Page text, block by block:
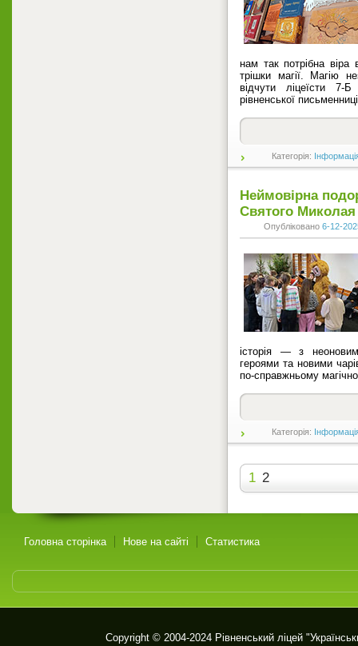
нам так потрібна віра
трішки магії. Магію
відчути ліцеїсти 7-
рівненської
Категорія:
Неймовірна
Святого Миколая
Опубліковано 6-12-
історія — з
героями та новими
по-справжньому
Категорія:
1 2
Головна сторінка Нове на сайті Статистика
Copyright © 2004-2024 Рівненський ліцей